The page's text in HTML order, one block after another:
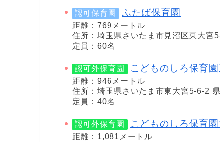
認可保育園 ふたば保育園
距離：769メートル
住所：埼玉県さいたま市見沼区東大宮
定員：60名
認可外保育園 こどものしろ保育
距離：946メートル
住所：埼玉県さいたま市東大宮5-6-2
定員：40名
認可外保育園 こどものしろ保育
距離：1,081メートル